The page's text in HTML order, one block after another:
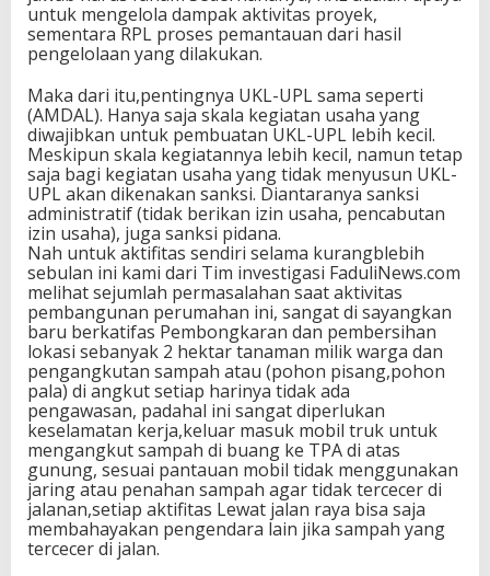
untuk mengelola dampak aktivitas proyek,
sementara RPL proses pemantauan dari hasil
pengelolaan yang dilakukan.
Maka dari itu,pentingnya UKL-UPL sama seperti
(AMDAL). Hanya saja skala kegiatan usaha yang
diwajibkan untuk pembuatan UKL-UPL lebih kecil.
Meskipun skala kegiatannya lebih kecil, namun tetap
saja bagi kegiatan usaha yang tidak menyusun UKL-
UPL akan dikenakan sanksi. Diantaranya sanksi
administratif (tidak berikan izin usaha, pencabutan
izin usaha), juga sanksi pidana.
Nah untuk aktifitas sendiri selama kurangblebih
sebulan ini kami dari Tim investigasi FaduliNews.com
melihat sejumlah permasalahan saat aktivitas
pembangunan perumahan ini, sangat di sayangkan
baru berkatifas Pembongkaran dan pembersihan
lokasi sebanyak 2 hektar tanaman milik warga dan
pengangkutan sampah atau (pohon pisang,pohon
pala) di angkut setiap harinya tidak ada
pengawasan, padahal ini sangat diperlukan
keselamatan kerja,keluar masuk mobil truk untuk
mengangkut sampah di buang ke TPA di atas
gunung, sesuai pantauan mobil tidak menggunakan
jaring atau penahan sampah agar tidak tercecer di
jalanan,setiap aktifitas Lewat jalan raya bisa saja
membahayakan pengendara lain jika sampah yang
tercecer di jalan.